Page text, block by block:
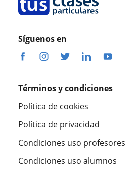
Síguenos en
Términos y condiciones
Política de cookies
Política de privacidad
Condiciones uso profesores
Condiciones uso alumnos